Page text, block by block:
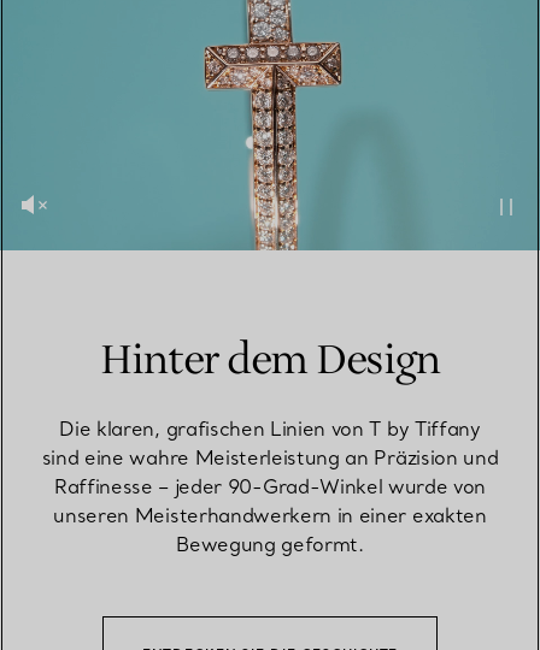
Hinter dem Design
Die klaren, grafischen Linien von T by Tiffany
sind eine wahre Meisterleistung an Präzision und
Raffinesse – jeder 90-Grad-Winkel wurde von
unseren Meisterhandwerkern in einer exakten
Bewegung geformt.